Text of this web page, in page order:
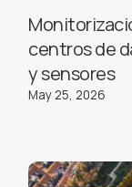
centros de
y sensores
May 25, 2026